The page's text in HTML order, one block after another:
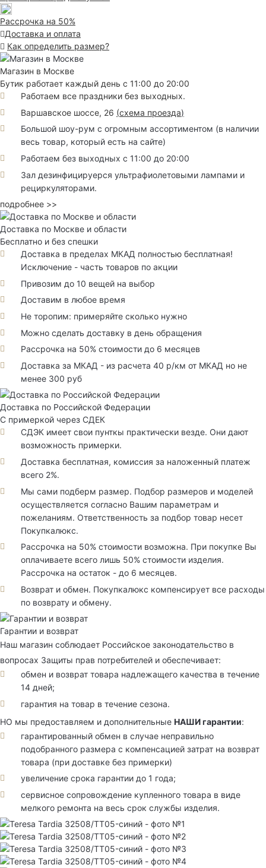
Рассрочка на 50%
Доставка и оплата
Как определить размер?
Магазин в Москве
Бутик работает каждый день с 11:00 до 20:00
Работаем все праздники без выходных.
Варшавское шоссе, 26 (схема проезда)
Большой шоу-рум с огромным ассортиментом (в наличии
весь товар, который есть на сайте)
Работаем без выходных с 11:00 до 20:00
Зал дезинфицируерся ультрафиолетовыми лампами и
рециркуляторами.
подробнее >>
Доставка по Москве и области
Бесплатно и без спешки
Доставка в пределах МКАД полностью бесплатная!
Исключение - часть товаров по акции
Привозим до 10 вещей на выбор
Доставим в любое время
Не торопим: примеряйте сколько нужно
Можно сделать доставку в день обращения
Рассрочка на 50% стоимости до 6 месяцев
Доставка за МКАД - из расчета 40 р/км от МКАД но не
менее 300 руб
Доставка по Российской Федерации
С примеркой через СДЕК
СДЭК имеет свои пунткы практически везде. Они дают
возможность примерки.
Доставка бесплатная, комиссия за наложенный платеж
всего 2%.
Мы сами подберм размер. Подбор размеров и моделей
осуществляется согласно Вашим параметрам и
пожеланиям. Ответственность за подбор товар несет
Покупкалюкс.
Рассрочка на 50% стоимости возможна. При покупке Вы
оплачиваете всего лишь 50% стоимости изделия.
Рассрочка на остаток - до 6 месяцев.
Возврат и обмен. Покупкалюкс компенсирует все расходы
по возврату и обмену.
Гарантии и возврат
Наш магазин соблюдает Российское законодательство в
вопросах Защиты прав потребителей и обеспечивает:
обмен и возврат товара надлежащего качества в течение
14 дней;
гарантия на товар в течение сезона.
НО мы предоставляем и дополнительные НАШИ гарантии:
гарантированный обмен в случае неправильно
подобранного размера с компенсацией затрат на возврат
товара (при доставке без примерки)
увеличение срока гарантии до 1 года;
сервисное сопровождение купленного товара в виде
мелкого ремонта на весь срок службы изделия.